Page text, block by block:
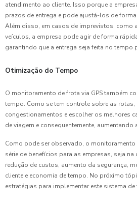
atendimento ao cliente. Isso porque a
prazos de entrega e pode ajustá-los de
Além disso, em casos de imprevistos, como
veículos, a empresa pode agir de forma
garantindo que a entrega seja feita no tempo
Otimização do Tempo
O monitoramento de frota via GPS também
tempo. Como se tem controle sobre as rotas,
congestionamentos e escolher os melhores
de viagem e consequentemente,
Como pode ser observado, o monitoramento
série de benefícios para as empresas, seja
redução de custos, aumento da segurança,
cliente e economia de tempo. No próximo
estratégias para implementar este sistema